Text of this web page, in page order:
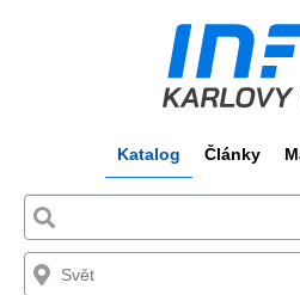
Katalog Články